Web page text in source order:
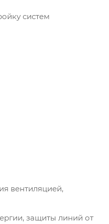
систем
вентиляцией,
защиты линий от